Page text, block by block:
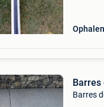
Ophalen
Barres
Barres